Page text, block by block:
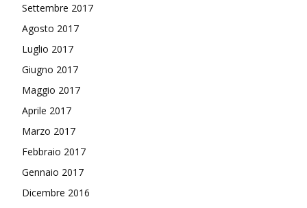
Settembre 2017
Agosto 2017
Luglio 2017
Giugno 2017
Maggio 2017
Aprile 2017
Marzo 2017
Febbraio 2017
Gennaio 2017
Dicembre 2016